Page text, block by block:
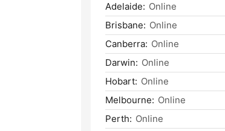
Adelaide: Online
Brisbane: Online
Canberra: Online
Darwin: Online
Hobart: Online
Melbourne: Online
Perth: Online